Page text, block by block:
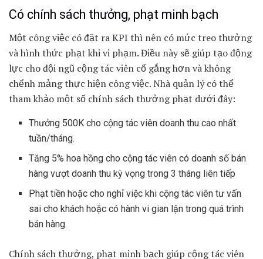
Có chính sách thưởng, phạt minh bạch
Một công việc có đặt ra KPI thì nên có mức treo thưởng
và hình thức phạt khi vi phạm. Điều này sẽ giúp tạo động
lực cho đội ngũ cộng tác viên cố gắng hơn và không
chểnh mảng thực hiện công việc. Nhà quản lý có thể
tham khảo một số chính sách thưởng phạt dưới đây:
Thưởng 500K cho cộng tác viên doanh thu cao nhất
tuần/tháng.
Tăng 5% hoa hồng cho cộng tác viên có doanh số bán
hàng vượt doanh thu kỳ vọng trong 3 tháng liên tiếp
Phạt tiền hoặc cho nghỉ việc khi cộng tác viên tư vấn
sai cho khách hoặc có hành vi gian lận trong quá trình
bán hàng.
Chính sách thưởng, phạt minh bạch giúp cộng tác viên